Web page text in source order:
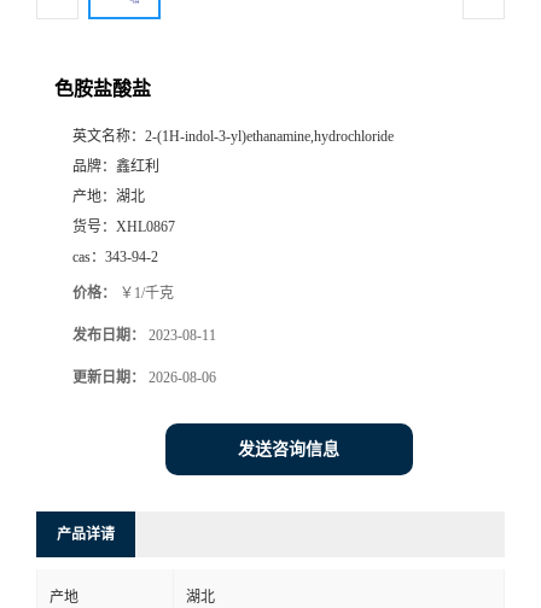
色胺盐酸盐
英文名称： 2-(1H-indol-3-yl)ethanamine,hydrochloride
品牌： 鑫红利
产地： 湖北
货号： XHL0867
cas： 343-94-2
价格： ￥1/千克
发布日期： 2023-08-11
更新日期： 2026-08-06
发送咨询信息
产品详请
产地 湖北